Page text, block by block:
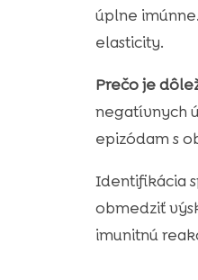
úplne
elasticity.
Prečo je
negatívnych
epizódam s
Identifikácia
obmedziť
imunitnú